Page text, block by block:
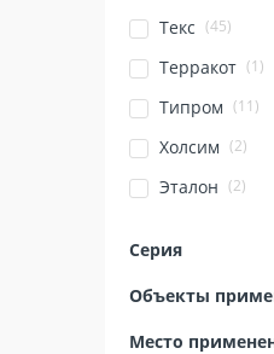
Текс (45)
Терракот (1)
Типром (11)
Холсим (2)
Эталон (2)
Серия
Объекты
Место